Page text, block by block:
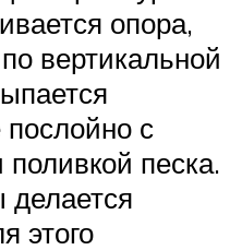
опора,
вертикальной
с
песка.
делается
этого